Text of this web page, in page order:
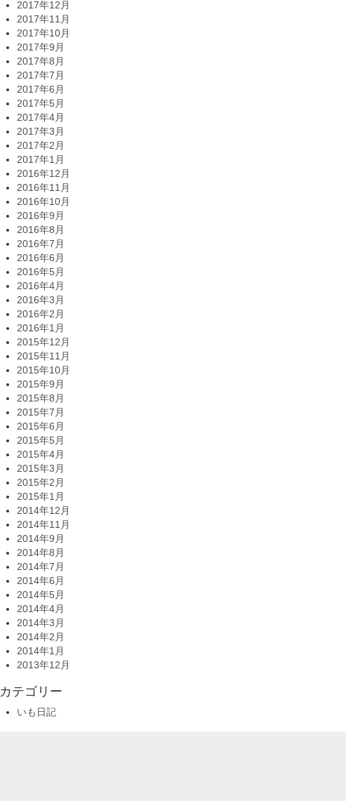
2017年12月
2017年11月
2017年10月
2017年9月
2017年8月
2017年7月
2017年6月
2017年5月
2017年4月
2017年3月
2017年2月
2017年1月
2016年12月
2016年11月
2016年10月
2016年9月
2016年8月
2016年7月
2016年6月
2016年5月
2016年4月
2016年3月
2016年2月
2016年1月
2015年12月
2015年11月
2015年10月
2015年9月
2015年8月
2015年7月
2015年6月
2015年5月
2015年4月
2015年3月
2015年2月
2015年1月
2014年12月
2014年11月
2014年9月
2014年8月
2014年7月
2014年6月
2014年5月
2014年4月
2014年3月
2014年2月
2014年1月
2013年12月
カテゴリー
いも日記